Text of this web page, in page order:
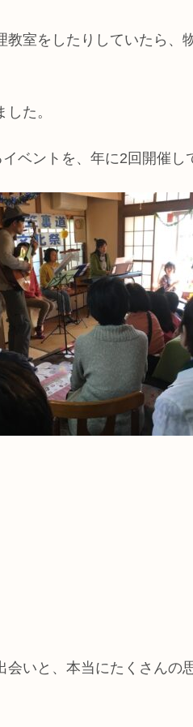
室をしたりしていたら、
た。
ベントを、年に2回開催し
いと、本当にたくさんの